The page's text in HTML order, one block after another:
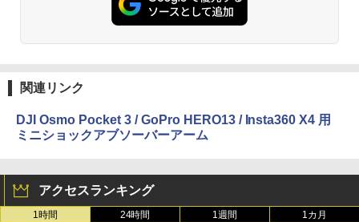
関連リンク
DJI Osmo Pocket 3 / GoPro HERO13 / Insta360 X4 用
ミニショックアブソーバーアーム
アクセスランキング
1時間 24時間 1週間 1カ月